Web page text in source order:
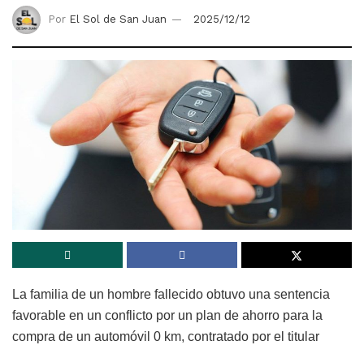
Por El Sol de San Juan 2025/12/12
La familia de un hombre fallecido obtuvo una sentencia
favorable en un conflicto por un plan de ahorro para la
compra de un automóvil 0 km, contratado por el titular